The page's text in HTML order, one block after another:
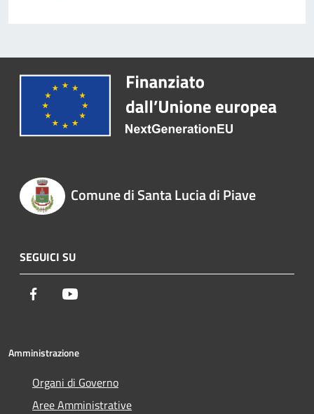
Comune di Santa Lucia di Piave
SEGUICI SU
Facebook
Amministrazione
Organi di Governo
Aree Amministrative